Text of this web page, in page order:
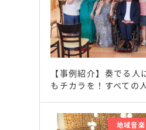
【事例紹介】奏でる人
もチカラを！すべての
地域音